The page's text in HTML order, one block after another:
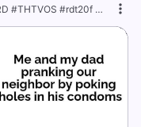
Gummibärchen #STAYHARD #THTVOS #rdt20f ⠀ vor 1